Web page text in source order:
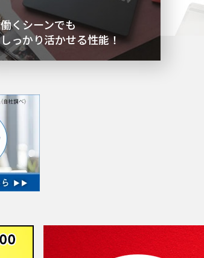
働くシーンでも
しっかり活かせる性能！